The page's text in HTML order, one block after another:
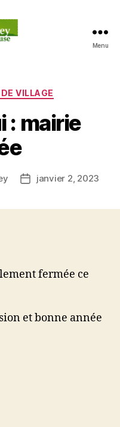
Menu
VILLAGE
: mairie
Datejanvier 2, 2023
fermée ce
et bonne année